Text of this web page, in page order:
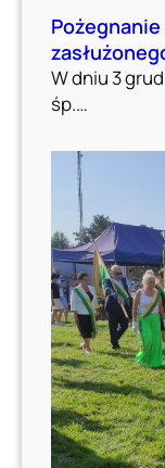
Pożegnanie
W dniu 3
śp.…